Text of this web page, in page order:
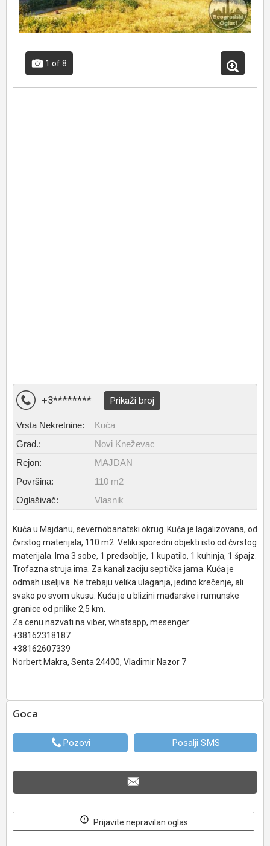
1 of 8
+3******** Prikaži broj
Vrsta Nekretnine:
Kuća
Grad.:
Novi Kneževac
Rejon:
MAJDAN
Površina:
110 m2
Oglašivač:
Vlasnik
Kuća u Majdanu, severnobanatski okrug. Kuća je lagalizovana, od
čvrstog materijala, 110 m2. Veliki sporedni objekti isto od čvrstog
materijala. Ima 3 sobe, 1 predsoblje, 1 kupatilo, 1 kuhinja, 1 špajz.
Trofazna struja ima. Za kanalizaciju septička jama. Kuća je
odmah useljiva. Ne trebaju velika ulaganja, jedino krečenje, ali
svako po svom ukusu. Kuća je u blizini mađarske i rumunske
granice od prilike 2,5 km.
Za cenu nazvati na viber, whatsapp, mesenger:
+38162318187
+38162607339
Norbert Makra, Senta 24400, Vladimir Nazor 7
Goca
Pozovi Posalji SMS
Prijavite nepravilan oglas